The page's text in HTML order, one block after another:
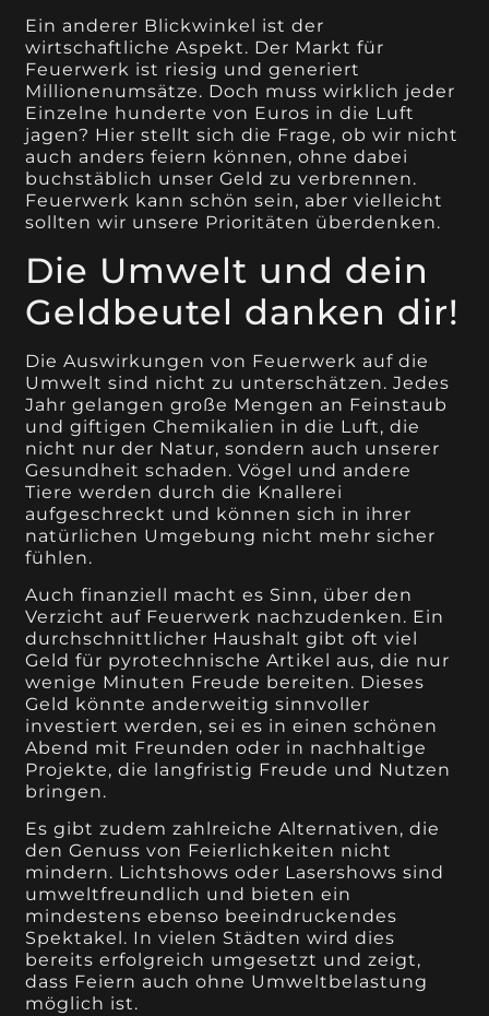
Ein anderer Blickwinkel ist der
wirtschaftliche Aspekt. Der Markt für
Feuerwerk ist riesig und generiert
Millionenumsätze. Doch muss wirklich jeder
Einzelne hunderte von Euros in die Luft
jagen? Hier stellt sich die Frage, ob wir nicht
auch anders feiern können, ohne dabei
buchstäblich unser Geld zu verbrennen.
Feuerwerk kann schön sein, aber vielleicht
sollten wir unsere Prioritäten überdenken.
Die Umwelt und dein
Geldbeutel danken dir!
Die Auswirkungen von Feuerwerk auf die
Umwelt sind nicht zu unterschätzen. Jedes
Jahr gelangen große Mengen an Feinstaub
und giftigen Chemikalien in die Luft, die
nicht nur der Natur, sondern auch unserer
Gesundheit schaden. Vögel und andere
Tiere werden durch die Knallerei
aufgeschreckt und können sich in ihrer
natürlichen Umgebung nicht mehr sicher
fühlen.
Auch finanziell macht es Sinn, über den
Verzicht auf Feuerwerk nachzudenken. Ein
durchschnittlicher Haushalt gibt oft viel
Geld für pyrotechnische Artikel aus, die nur
wenige Minuten Freude bereiten. Dieses
Geld könnte anderweitig sinnvoller
investiert werden, sei es in einen schönen
Abend mit Freunden oder in nachhaltige
Projekte, die langfristig Freude und Nutzen
bringen.
Es gibt zudem zahlreiche Alternativen, die
den Genuss von Feierlichkeiten nicht
mindern. Lichtshows oder Lasershows sind
umweltfreundlich und bieten ein
mindestens ebenso beeindruckendes
Spektakel. In vielen Städten wird dies
bereits erfolgreich umgesetzt und zeigt,
dass Feiern auch ohne Umweltbelastung
möglich ist.